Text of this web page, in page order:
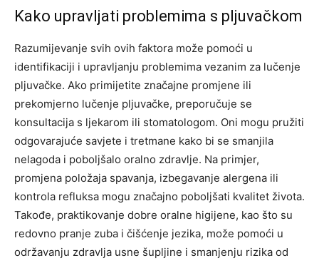
Kako upravljati problemima s pljuvačkom
Razumijevanje svih ovih faktora može pomoći u
identifikaciji i upravljanju problemima vezanim za lučenje
pljuvačke. Ako primijetite značajne promjene ili
prekomjerno lučenje pljuvačke, preporučuje se
konsultacija s ljekarom ili stomatologom. Oni mogu pružiti
odgovarajuće savjete i tretmane kako bi se smanjila
nelagoda i poboljšalo oralno zdravlje. Na primjer,
promjena položaja spavanja, izbegavanje alergena ili
kontrola refluksa mogu značajno poboljšati kvalitet života.
Takođe, praktikovanje dobre oralne higijene, kao što su
redovno pranje zuba i čišćenje jezika, može pomoći u
održavanju zdravlja usne šupljine i smanjenju rizika od